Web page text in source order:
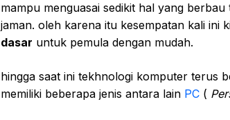
mampu menguasai sedikit hal yang
jaman. oleh karena itu kesempatan kali ini
dasar untuk pemula dengan mudah.
hingga saat ini tekhnologi komputer terus
memiliki beberapa jenis antara lain PC ( P